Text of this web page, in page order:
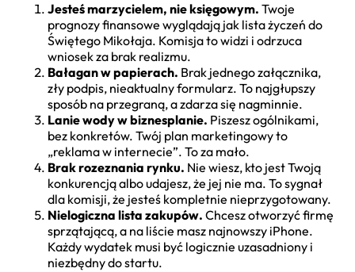
Jesteś marzycielem, nie księgowym. Twoje
prognozy finansowe wyglądają jak lista życzeń do
Świętego Mikołaja. Komisja to widzi i odrzuca
wniosek za brak realizmu.
Bałagan w papierach. Brak jednego załącznika,
zły podpis, nieaktualny formularz. To najgłupszy
sposób na przegraną, a zdarza się nagminnie.
Lanie wody w biznesplanie. Piszesz ogólnikami,
bez konkretów. Twój plan marketingowy to
„reklama w internecie”. To za mało.
Brak rozeznania rynku. Nie wiesz, kto jest Twoją
konkurencją albo udajesz, że jej nie ma. To sygnał
dla komisji, że jesteś kompletnie nieprzygotowany.
Nielogiczna lista zakupów. Chcesz otworzyć firmę
sprzątającą, a na liście masz najnowszy iPhone.
Każdy wydatek musi być logicznie uzasadniony i
niezbędny do startu.